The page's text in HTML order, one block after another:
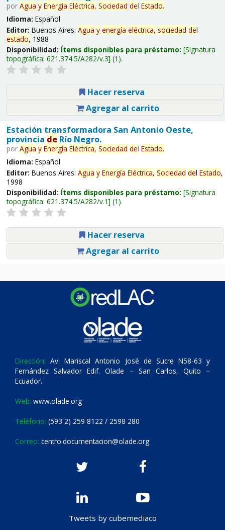
por Agua y Energía Eléctrica, Sociedad del Estado.
Idioma: Español
Editor: Buenos Aires: Agua y energía eléctrica, sociedad del
estado, 1988
Disponibilidad: Ítems disponibles para préstamo: Signatura
topográfica: 621.374.5/A282/v.3 (1).
Hacer reserva
Agregar al carrito
Estación transformadora San Antonio Oeste,
provincia deRío Negro.
por Agua y Energía Eléctrica, Sociedad del Estado.
Idioma: Español
Editor: Buenos Aires: Agua y Energía Eléctrica, Sociedad del Estado,
1998
Disponibilidad: Ítems disponibles para préstamo: Signatura
topográfica: 621.374.5/A282/v.1 (1).
Hacer reserva
Agregar al carrito
Dirección: Av. Mariscal Antonio José de Sucre N58-63 y
Fernández Salvador Edif. Olade – San Carlos, Quito –
Ecuador.
Web: www.olade.org
Teléfono: (593 2) 259 8122 / 2598 280
Correo: centro.documentacion@olade.org
Tweets by cubemediaco